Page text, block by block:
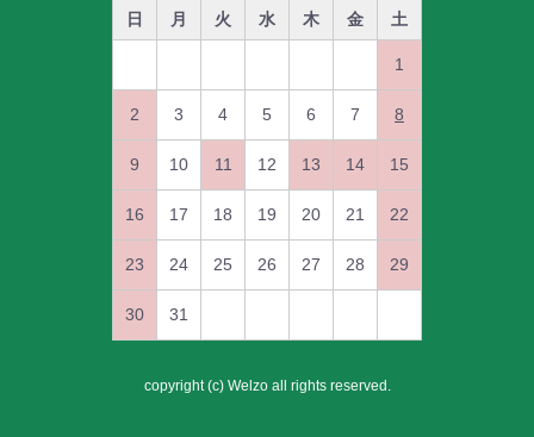
日 月 火 水 木 金 土
1
2 3 4 5 6 7 8
9 10 11 12 13 14 15
16 17 18 19 20 21 22
23 24 25 26 27 28 29
30 31
copyright (c) Welzo all rights reserved.